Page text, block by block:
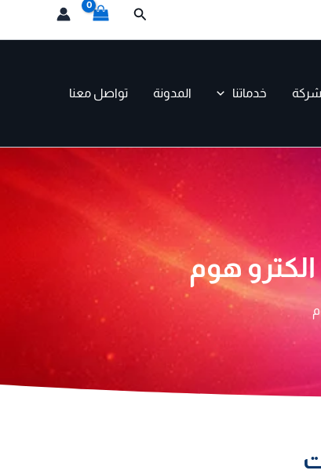
البحث
خدماتنا المدونة تواصل معنا
هوم